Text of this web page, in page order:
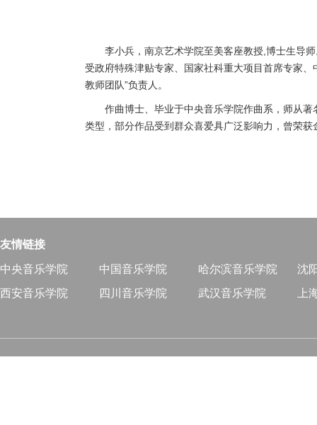
李小兵，南京艺术学院至美客座教授,博士生导
受政府特殊津贴专家、国家社科重大项目首席专家
教师团队”负责人。
作曲博士、毕业于中央音乐学院作曲系，师从
类型，部分作品受到群众喜爱具广泛影响力，曾荣
友情链接
中央音乐学院 中国音乐学院 哈尔滨音乐学院
沈
西安音乐学院
四川音乐学院 武汉音乐学院 上